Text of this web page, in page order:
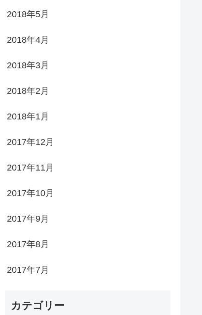
2018年5月
2018年4月
2018年3月
2018年2月
2018年1月
2017年12月
2017年11月
2017年10月
2017年9月
2017年8月
2017年7月
カテゴリー